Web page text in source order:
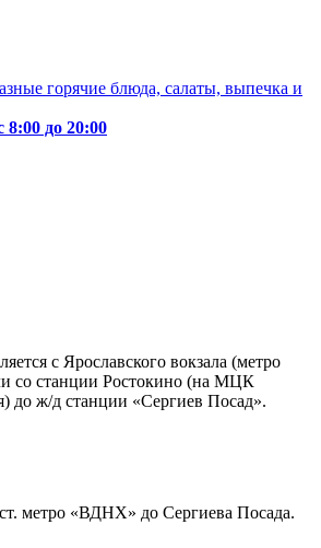
горячие блюда, салаты, выпечка и
до 20:00
с Ярославского вокзала (метро
со станции Ростокино (на МЦК
до ж/д станции «Сергиев Посад».
метро «ВДНХ» до Сергиева Посада.